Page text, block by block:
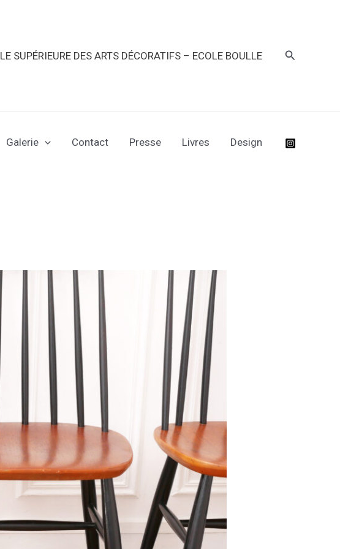
SUPÉRIEURE DES ARTS DÉCORATIFS – ECOLE BOULLE
Galerie Contact Presse Livres Design